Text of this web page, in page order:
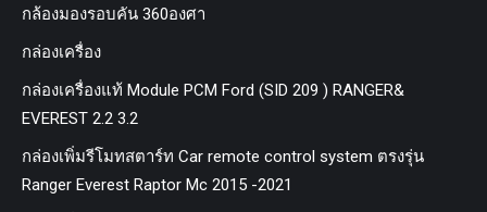
กล้องมองรอบคัน 360องศา
กล่องเครื่อง
กล่องเครื่องแท้ Module PCM Ford (SID 209 ) RANGER&
EVEREST 2.2 3.2
กล่องเพิ่มรีโมทสตาร์ท Car remote control system ตรงรุ่น
Ranger Everest Raptor Mc 2015 -2021